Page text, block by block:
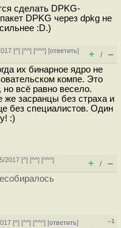
сделать DPKG-
DPKG через dpkg не
:D.)
[^] [^^] [^^^] [ответить]
+ / –
их бинарное ядро не
компе. Это
всё равно весело.
же засранцы без страха и
без специалистов. Один
:)
2017 [^] [^^] [^^^]
+ / –
[^] [^^] [^^^] [ответить]
–1